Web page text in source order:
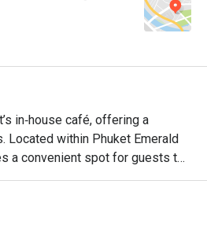
in‑house café, offering a
Located within Phuket Emerald
a convenient spot for guests to
time, or enjoying resort
and fits well with the
ideal for casual